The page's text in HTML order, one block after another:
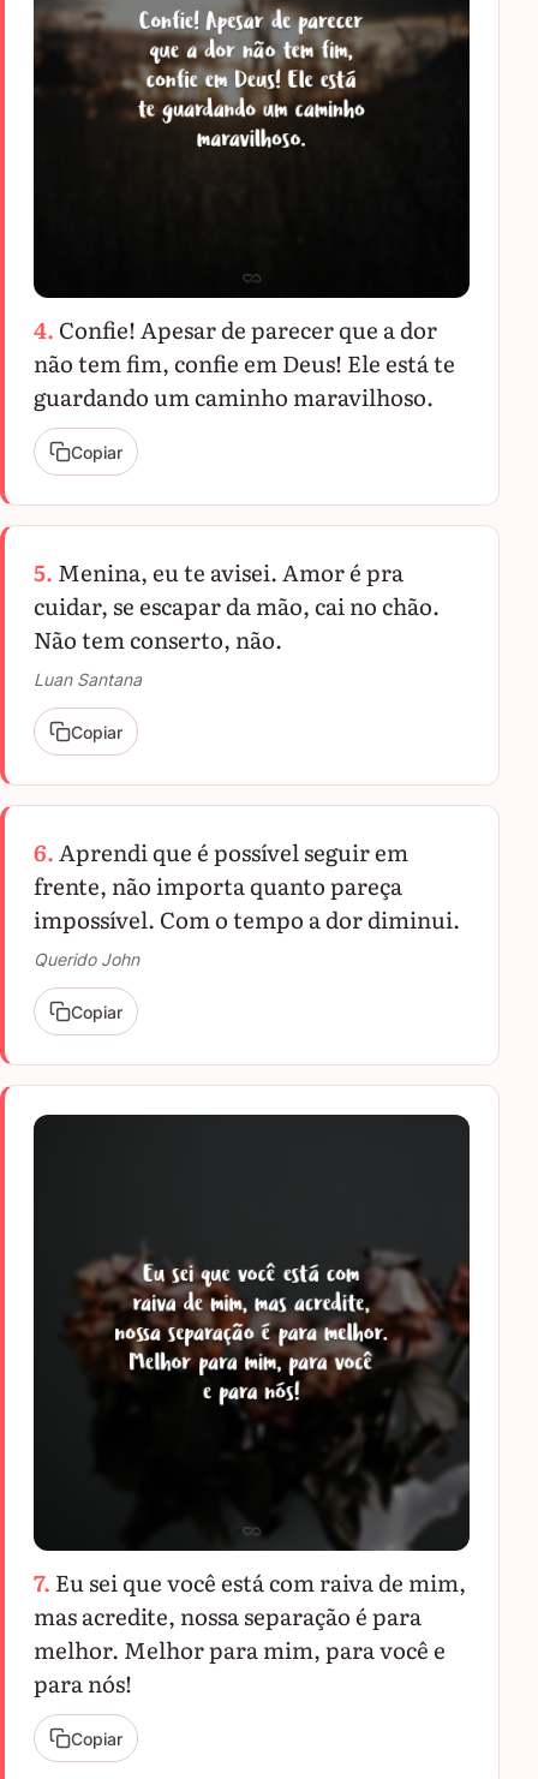
4. Confie! Apesar de parecer que a dor
não tem fim, confie em Deus! Ele está te
guardando um caminho maravilhoso.
Copiar
5. Menina, eu te avisei. Amor é pra
cuidar, se escapar da mão, cai no chão.
Não tem conserto, não.
Luan Santana
Copiar
6.Aprendi que é possível seguir em
frente, não importa quanto pareça
impossível. Com o tempo a dor diminui.
Querido John
Copiar
7. Eu sei que você está com raiva de mim,
mas acredite, nossa separação é para
melhor. Melhor para mim, para você e
para nós!
Copiar